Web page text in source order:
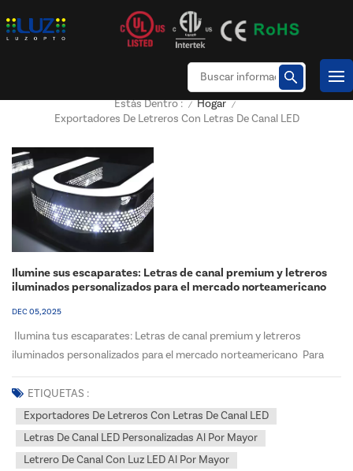
Estás Dentro : / Hogar /
Exportadores De Letreros Con Letras De Canal LED
Ilumine sus escaparates: Letras de canal premium y letreros
iluminados personalizados para el mercado norteamericano
DEC 05, 2025
Ilumina tus escaparates: Letras de canal premium y letreros
iluminados personalizados para el mercado norteamericano Para
distribuidores, comerciantes y especialistas de proyectos en
Estados Unidos y Canadá, obtener señalización confiable y de alto
impacto es fundamental para el éxito de su negoci...
ETIQUETAS :
Exportadores De Letreros Con Letras De Canal LED
Letras De Canal LED Personalizadas Al Por Mayor
Letrero De Canal Con Luz LED Al Por Mayor